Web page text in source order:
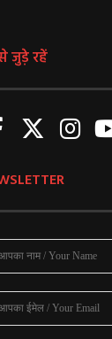
जुड़े रहें